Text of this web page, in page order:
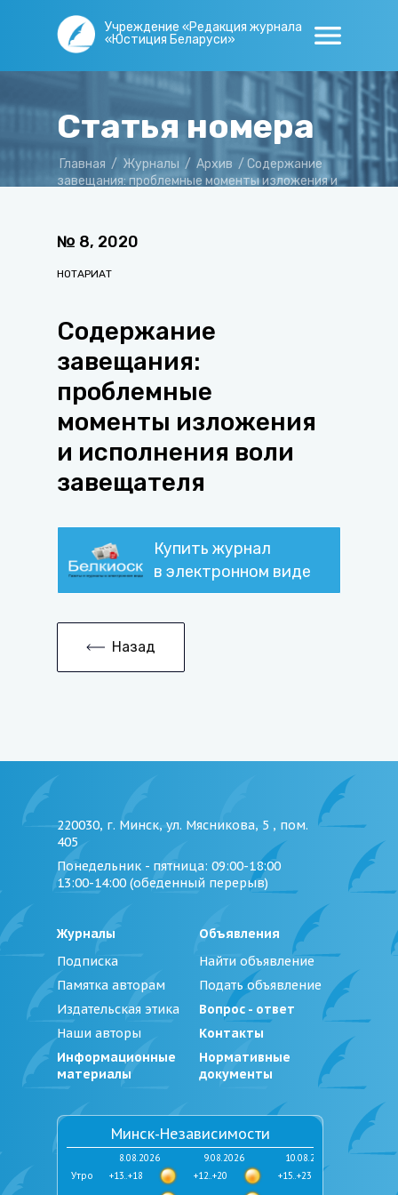
Учреждение «Редакция журнала
«Юстиция Беларуси»
Статья номера
Главная / Журналы / Архив / Содержание
завещания: проблемные моменты изложения и
№ 8, 2020
НОТАРИАТ
Содержание
завещания:
проблемные
моменты изложения
и исполнения воли
завещателя
Купить журнал
в электронном виде
Назад
220030, г. Минск, ул. Мясникова, 5 , пом.
405
Понедельник - пятница: 09:00-18:00
13:00-14:00 (обеденный перерыв)
Журналы
Подписка
Памятка авторам
Издательская этика
Наши авторы
Информационные
материалы
Объявления
Найти объявление
Подать объявление
Вопрос - ответ
Контакты
Нормативные
документы
Минск-Независимости
8.08.2026
+13..+18
9.08.2026
+12..+20
10.08.2026
+15..+23
Утро